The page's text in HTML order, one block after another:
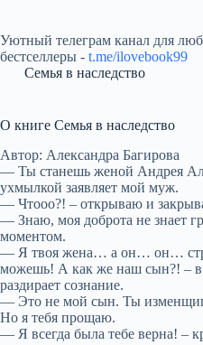
Уютный телеграм канал для
бестселлеры - t.me/ilovebook99
Семья в наследство
О книге Семья в наследство
Автор: Александра Багирова
— Ты станешь женой Андрея
ухмылкой заявляет мой муж.
— Чтооо?! – открываю и
— Знаю, моя доброта не знает
моментом.
— Я твоя жена… а он… он…
можешь! А как же наш сын?! – в
раздирает сознание.
— Это не мой сын. Ты
Но я тебя прощаю.
— Я всегда была тебе верна! –